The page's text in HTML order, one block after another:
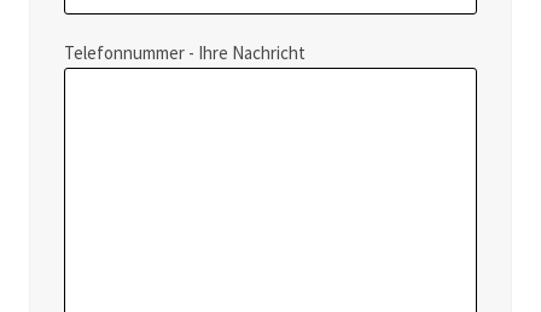
Telefonnummer - Ihre Nachricht